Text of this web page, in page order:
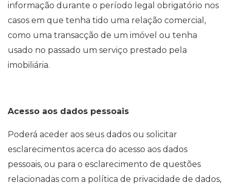
informação durante o período legal obrigatório nos
casos em que tenha tido uma relação comercial,
como uma transacção de um imóvel ou tenha
usado no passado um serviço prestado pela
imobiliária.
Acesso aos dados pessoais
Poderá aceder aos seus dados ou solicitar
esclarecimentos acerca do acesso aos dados
pessoais, ou para o esclarecimento de questões
relacionadas com a política de privacidade de dados,